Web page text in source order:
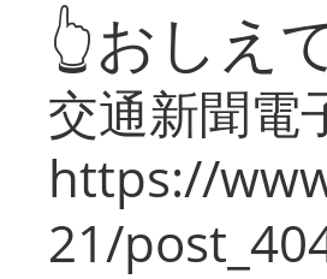
👆おし
交通新聞電
https://
21/